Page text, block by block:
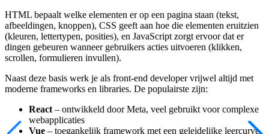
HTML bepaalt welke elementen er op een pagina staan (tekst,
afbeeldingen, knoppen), CSS geeft aan hoe die elementen eruitzien
(kleuren, lettertypen, posities), en JavaScript zorgt ervoor dat er
dingen gebeuren wanneer gebruikers acties uitvoeren (klikken,
scrollen, formulieren invullen).
Naast deze basis werk je als front-end developer vrijwel altijd met
moderne frameworks en libraries. De populairste zijn:
React – ontwikkeld door Meta, veel gebruikt voor complexe
webapplicaties
Vue – toegankelijk framework met een geleidelijke leercurve